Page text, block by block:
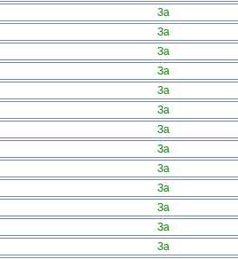
За
За
За
За
За
За
За
За
За
За
За
За
За